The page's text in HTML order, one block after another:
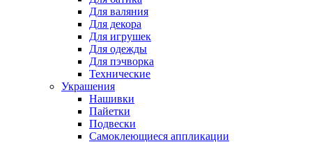
Для валяния
Для декора
Для игрушек
Для одежды
Для пэчворка
Технические
Украшения
Нашивки
Пайетки
Подвески
Самоклеющиеся аппликации